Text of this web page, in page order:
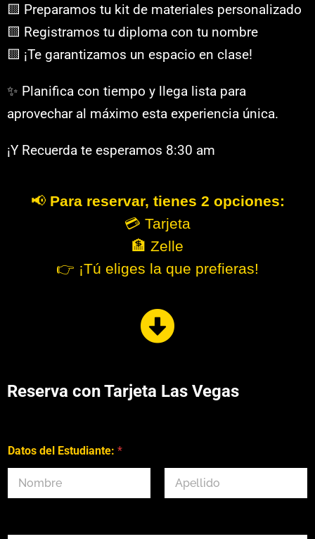
🟨 Preparamos tu kit de materiales personalizado
🟨 Registramos tu diploma con tu nombre
🟨 ¡Te garantizamos un espacio en clase!
✨ Planifica con tiempo y llega lista para
aprovechar al máximo esta experiencia única.
¡Y Recuerda te esperamos 8:30 am
📢 Para reservar, tienes 2 opciones:
💳 Tarjeta
🏦 Zelle
👉 ¡Tú eliges la que prefieras!
Reserva con Tarjeta Las Vegas
Datos del Estudiante: *